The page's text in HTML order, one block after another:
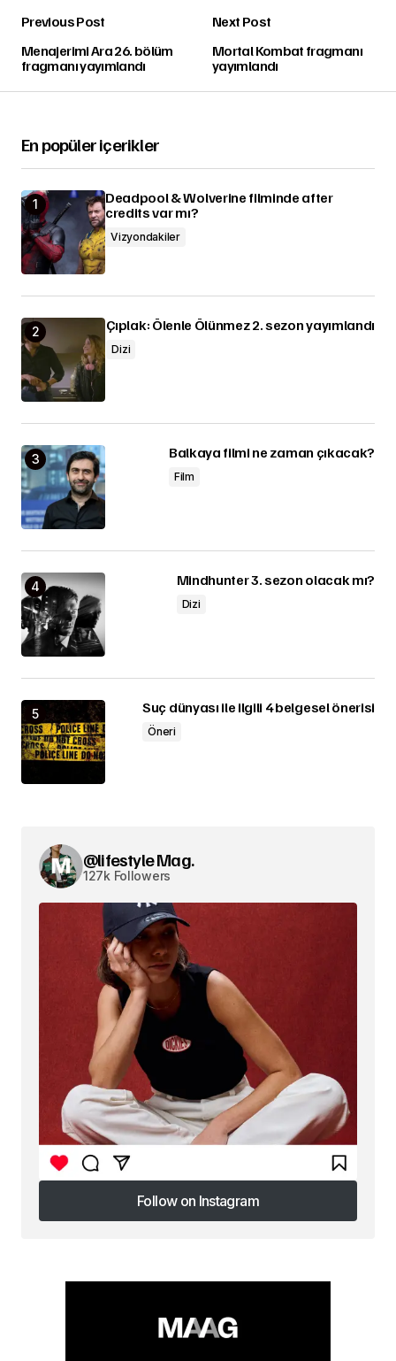
Previous Post
Menajerimi Ara 26. bölüm
fragmanı yayımlandı
Next Post
Mortal Kombat fragmanı
yayımlandı
En popüler içerikler
Deadpool & Wolverine filminde after
credits var mı?
Vizyondakiler
Çıplak: Ölenle Ölünmez 2. sezon yayımlandı
Dizi
Balkaya filmi ne zaman çıkacak?
Film
Mindhunter 3. sezon olacak mı?
Dizi
Suç dünyası ile ilgili 4 belgesel önerisi
Öneri
@lifestyle Mag.
127k Followers
Follow on Instagram
Follow on Instagram